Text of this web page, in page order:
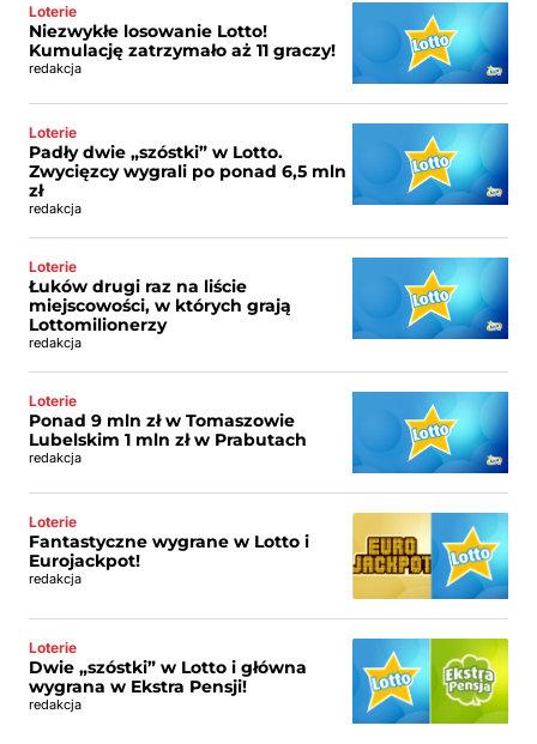
Loterie
Niezwykłe losowanie Lotto!
Kumulację zatrzymało aż 11 graczy!
redakcja
Loterie
Padły dwie „szóstki” w Lotto.
Zwycięzcy wygrali po ponad 6,5 mln
zł
redakcja
Loterie
Łuków drugi raz na liście
miejscowości, w których grają
Lottomilionerzy
redakcja
Loterie
Ponad 9 mln zł w Tomaszowie
Lubelskim 1 mln zł w Prabutach
redakcja
Loterie
Fantastyczne wygrane w Lotto i
Eurojackpot!
redakcja
Loterie
Dwie „szóstki” w Lotto i główna
wygrana w Ekstra Pensji!
redakcja